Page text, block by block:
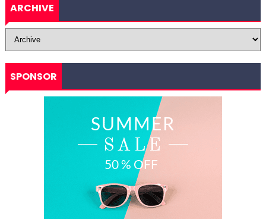
ARCHIVE
SPONSOR